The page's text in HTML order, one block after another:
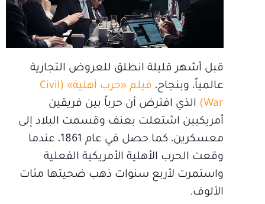
قبل أشهر قليلة انطلق للعروض التجارية
عالمياً، وبنجاح،
فيلم «حرب أهلية» (Civil
War)
الذي افترض أن حرباً بين فريقين
أمريكيين اشتعلت بعنف وقسمت البلاد إلى
معسكرين، كما حصل في عام 1861، عندما
وقعت الحرب الأهلية الأمريكية الفعلية
واستمرت لأربع سنوات ذهب ضحيتها مئات
الألوف.